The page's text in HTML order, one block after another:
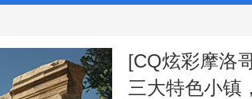
[CQ炫彩摩洛
三大特色小镇